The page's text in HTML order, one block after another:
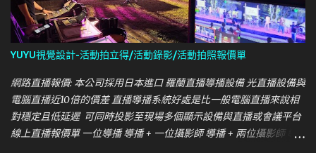
YUYU視覺設計-活動拍立得/活動錄影/活動拍照報價單
網路直播報價: 本公司採用日本進口 羅蘭直播導播設備 光直播設備與
電腦直播近10倍的價差 直播導播系統好處是比一般電腦直播來說相
對穩定且低延遲 可同時投影至現場多個顯示設備與直播或會議平台
線上直播報價單 一位導播 導播 + 一位攝影師 導播 + 兩位攝影師 導